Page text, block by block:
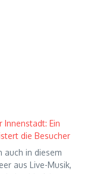
Ein
die Besucher
auch in diesem
aus Live-Musik,